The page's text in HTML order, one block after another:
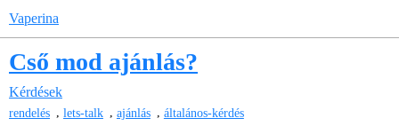
Vaperina
Cső mod ajánlás?
Kérdések
rendelés , lets-talk , ajánlás , általános-kérdés